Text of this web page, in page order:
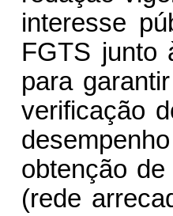
interesse
FGTS junto
para
verificação
obtenção
(rede